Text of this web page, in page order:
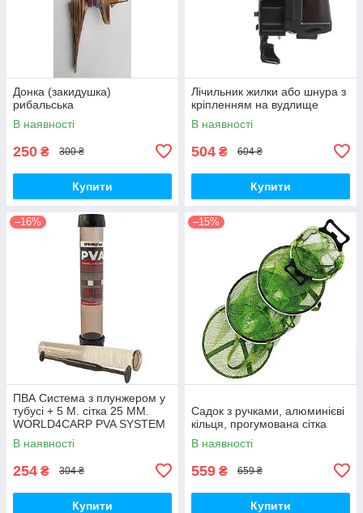
Донка (закидушка)
рибальська
В наявності
250 ₴ 300 ₴
Купити
Лічильник жилки або шнура з
кріпленням на вудлище
В наявності
504 ₴ 604 ₴
Купити
–16%
ПВА Система з плунжером у
тубусі + 5 М. сітка 25 ММ.
WORLD4CARP PVA SYSTEM
В наявності
254 ₴ 304 ₴
Купити
–15%
Садок з ручками, алюминієві
кільця, прогумована сітка
В наявності
559 ₴ 659 ₴
Купити